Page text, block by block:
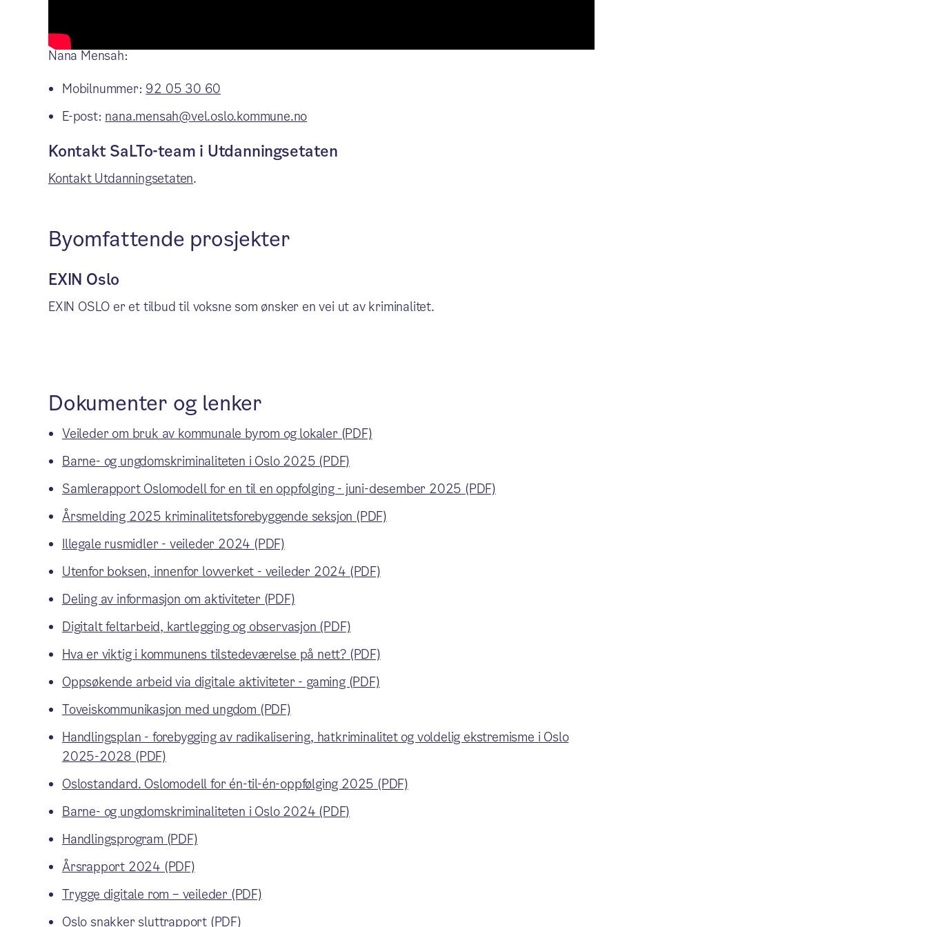
Kontakt SaLTo-koordinator i sentrum (Uteseksjonen)
Nana Mensah:
Mobilnummer: 92 05 30 60
E-post: nana.mensah@vel.oslo.kommune.no
Kontakt SaLTo-team i Utdanningsetaten
Kontakt Utdanningsetaten.
Byomfattende prosjekter
EXIN Oslo
EXIN OSLO er et tilbud til voksne som ønsker en vei ut av kriminalitet.
Dokumenter og lenker
Veileder om bruk av kommunale byrom og lokaler (PDF)
Barne- og ungdomskriminaliteten i Oslo 2025 (PDF)
Samlerapport Oslomodell for en til en oppfolging - juni-desember 2025 (PDF)
Årsmelding 2025 kriminalitetsforebyggende seksjon (PDF)
Illegale rusmidler - veileder 2024 (PDF)
Utenfor boksen, innenfor lovverket - veileder 2024 (PDF)
Deling av informasjon om aktiviteter (PDF)
Digitalt feltarbeid, kartlegging og observasjon (PDF)
Hva er viktig i kommunens tilstedeværelse på nett? (PDF)
Oppsøkende arbeid via digitale aktiviteter - gaming (PDF)
Toveiskommunikasjon med ungdom (PDF)
Handlingsplan - forebygging av radikalisering, hatkriminalitet og voldelig ekstremisme i Oslo
2025-2028 (PDF)
Oslostandard. Oslomodell for én-til-én-oppfølging 2025 (PDF)
Barne- og ungdomskriminaliteten i Oslo 2024 (PDF)
Handlingsprogram (PDF)
Årsrapport 2024 (PDF)
Trygge digitale rom – veileder (PDF)
Oslo snakker sluttrapport (PDF)